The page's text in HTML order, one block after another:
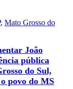
, Mato Grosso do
João
pública
do Sul,
povo do MS